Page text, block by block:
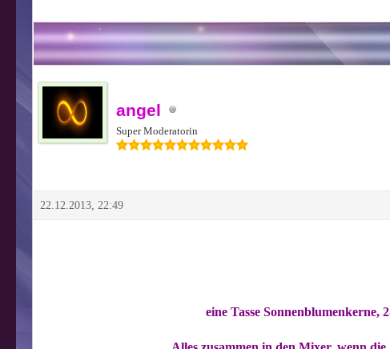
angel
Super Moderatorin
22.12.2013, 22:49
eine Tasse Sonnenblumenkerne,